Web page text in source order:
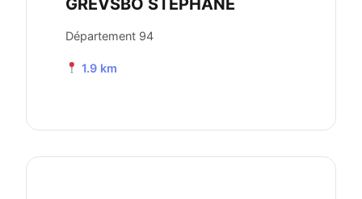
GREVSBO STEPHANE
Département 94
1.9 km